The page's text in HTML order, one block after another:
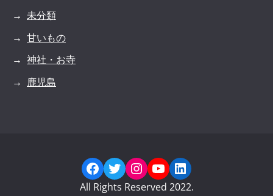
未分類
甘いもの
神社・お寺
鹿児島
Facebook
Twitter
Instagram
YouTube
LinkedIn
All Rights Reserved 2022.